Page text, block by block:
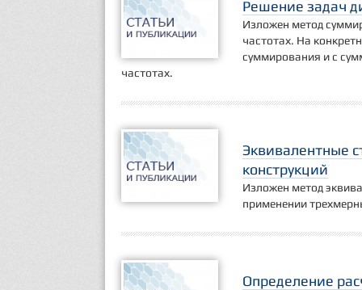
Решение задач
Изложен метод
частотах. На
суммирования и с
частотах.
Эквивалентные
конструкций
Изложен метод
применении
Определение